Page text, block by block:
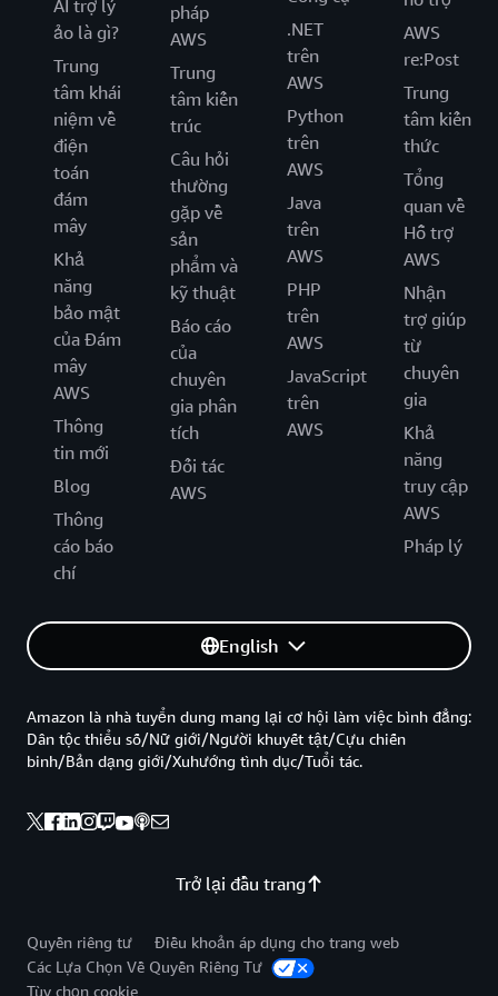
AI trợ lý
ảo là gì?
Trung
tâm khái
niệm về
điện
toán
đám
mây
Khả
năng
bảo mật
của Đám
mây
AWS
Thông
tin mới
Blog
Thông
cáo báo
chí
pháp
AWS
Trung
tâm kiến
trúc
Câu hỏi
thường
gặp về
sản
phẩm và
kỹ thuật
Báo cáo
của
chuyên
gia phân
tích
Đối tác
AWS
.NET
trên
AWS
Python
trên
AWS
Java
trên
AWS
PHP
trên
AWS
JavaScript
trên
AWS
AWS
re:Post
Trung
tâm kiến
thức
Tổng
quan về
Hỗ trợ
AWS
Nhận
trợ giúp
từ
chuyên
gia
Khả
năng
truy cập
AWS
Pháp lý
English
Trở lại đầu trang
Amazon là nhà tuyển dung mang lại cơ hội làm việc bình đẳng:
Dân tộc thiểu số/Nữ giới/Người khuyết tật/Cựu chiến
binh/Bản dạng giới/Xuhướng tình dục/Tuổi tác.
Quyền riêng tư
Điều khoản áp dụng cho trang web
Các Lựa Chọn Về Quyền Riêng Tư
Tùy chọn cookie